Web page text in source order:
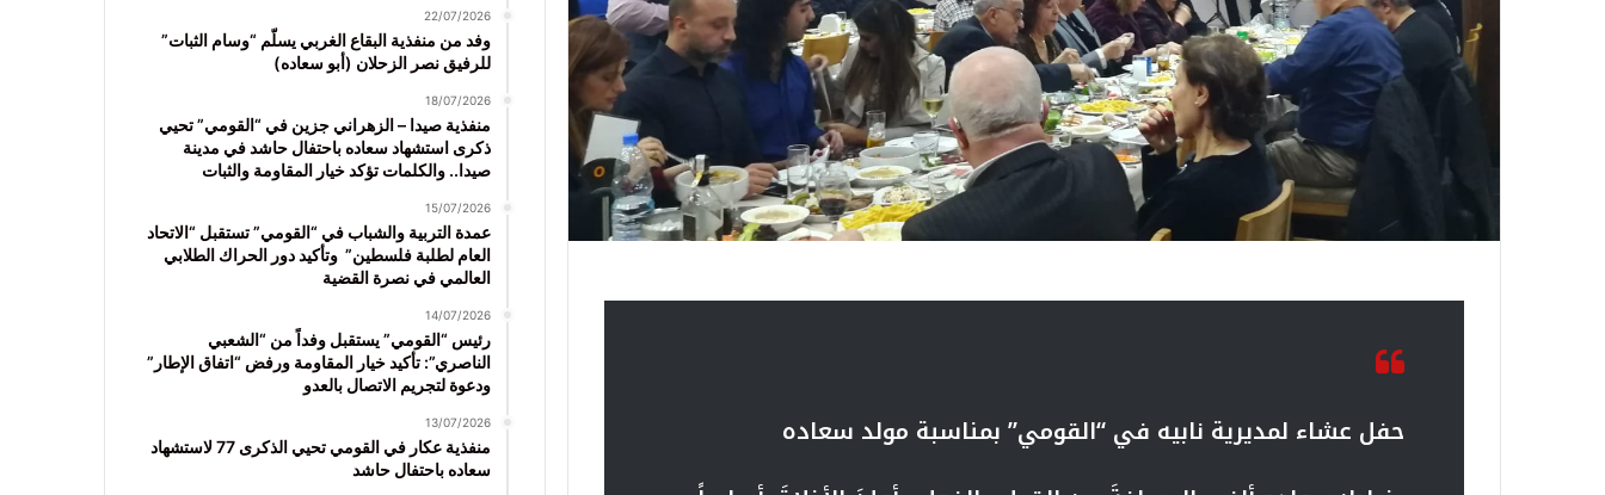
حفل عشاء لمديرية نابيه في “القومي” بمناسبة مولد سعاده
22/07/2026
وفد من منفذية البقاع الغربي يسلّم “وسام الثبات”
للرفيق نصر الزحلان (أبو سعاده)
18/07/2026
منفذية صيدا – الزهراني جزين في “القومي” تحيي
ذكرى استشهاد سعاده باحتفال حاشد في مدينة
صيدا.. والكلمات تؤكد خيار المقاومة والثبات
15/07/2026
عمدة التربية والشباب في “القومي” تستقبل “الاتحاد
العام لطلبة فلسطين” وتأكيد دور الحراك الطلابي
العالمي في نصرة القضية
14/07/2026
رئيس “القومي” يستقبل وفداً من “الشعبي
الناصري”: تأكيد خيار المقاومة ورفض “اتفاق الإطار”
ودعوة لتجريم الاتصال بالعدو
13/07/2026
منفذية عكار في القومي تحيي الذكرى 77 لاستشهاد
سعاده باحتفال حاشد